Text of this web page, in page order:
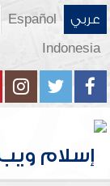
عربي Español
Indonesia